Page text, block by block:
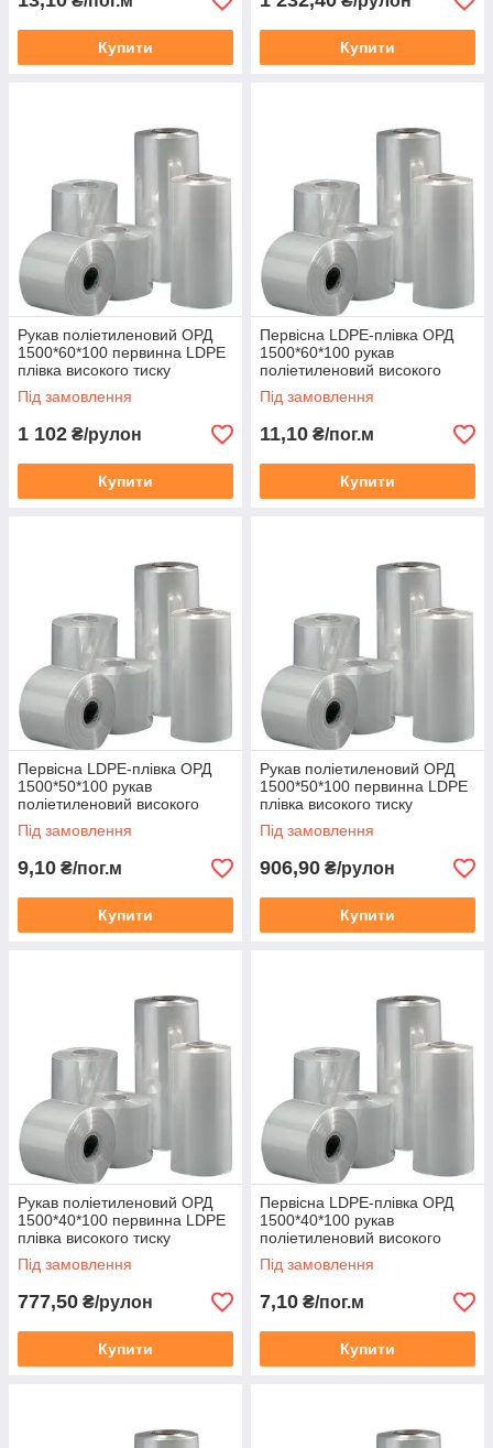
укладання підлоги, захисту
фундаментів і конструкцій,
застосування на будівельних
утримання тепла.
МУЛЬЧУВАННЯ
Плівка для укладання на грунт
при вирощуванні рослин, вона
покращує якісні показники
грунту, підвищує зимостійкість
культур. Може застосовуватися
для ізоляції трубопроводів,
виконання малярних робіт.
НАНЕСЕННЯ
ЛОГОТИПУ
Зробіть свій товар більш
логотипу – замовте
Купити Купити
Рукав поліетиленовий ОРД
1500*60*100 первинна LDPE
плівка високого тиску
прозора
Під замовлення
1 102 ₴/рулон
Купити
Первісна LDPE-плівка ОРД
1500*60*100 рукав
поліетиленовий високого
тиску прозорий
Під замовлення
11,10 ₴/пог.м
Купити
Первісна LDPE-плівка ОРД
1500*50*100 рукав
поліетиленовий високого
тиску прозорий
Під замовлення
9,10 ₴/пог.м
Купити
Рукав поліетиленовий ОРД
1500*50*100 первинна LDPE
плівка високого тиску
прозора
Під замовлення
906,90 ₴/рулон
Купити
Рукав поліетиленовий ОРД
1500*40*100 первинна LDPE
плівка високого тиску
прозора
Під замовлення
777,50 ₴/рулон
Купити
Первісна LDPE-плівка ОРД
1500*40*100 рукав
поліетиленовий високого
тиску прозорий
Під замовлення
7,10 ₴/пог.м
Купити